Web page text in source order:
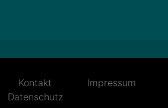
Kontakt
Impressum
Datenschutz